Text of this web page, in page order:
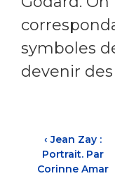
symboles
devenir
‹ Jean Zay :
Portrait. Par
Corinne Amar